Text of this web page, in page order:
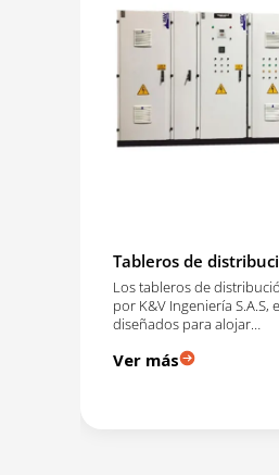
Tableros de
Los tableros de
por K&V Ingeniería S.A.S,
diseñados para alojar…
Ver más